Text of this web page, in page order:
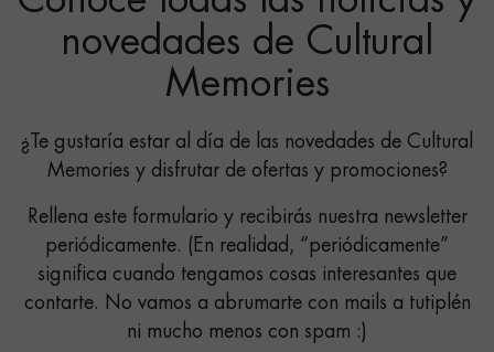
novedades de Cultural
Memories
¿Te gustaría estar al día de las novedades de Cultural
Memories y disfrutar de ofertas y promociones?
Rellena este formulario y recibirás nuestra newsletter
periódicamente. (En realidad, “periódicamente”
significa cuando tengamos cosas interesantes que
contarte. No vamos a abrumarte con mails a tutiplén
ni mucho menos con spam :)